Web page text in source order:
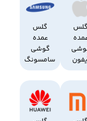
گلس
گلس
عمده
گوشی
سامسونگ